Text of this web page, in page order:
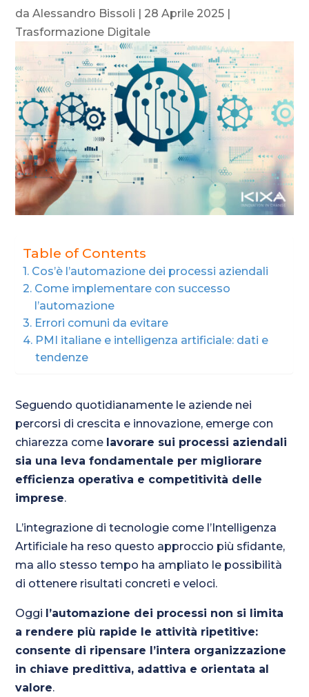
daAlessandro Bissoli | 28 Aprile 2025 |
Trasformazione Digitale
Table of Contents
Cos’è l’automazione dei processi aziendali
Come implementare con successo
l’automazione
Errori comuni da evitare
PMI italiane e intelligenza artificiale: dati e
tendenze
Seguendo quotidianamente le aziende nei
percorsi di crescita e innovazione, emerge con
chiarezza come lavorare sui processi aziendali
sia una leva fondamentale per migliorare
efficienza operativa e competitività delle
imprese.
L’integrazione di tecnologie come l’Intelligenza
Artificiale ha reso questo approccio più sfidante,
ma allo stesso tempo ha ampliato le possibilità
di ottenere risultati concreti e veloci.
Oggi l’automazione dei processi non si limita
a rendere più rapide le attività ripetitive:
consente di ripensare l’intera organizzazione
in chiave predittiva, adattiva e orientata al
valore.